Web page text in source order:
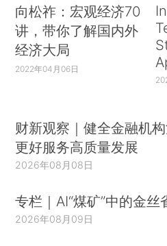
向松祚：宏观经济70
讲，带你了解国内外
经济大局
2022年04月06日
财新观察｜健全金融机
更好服务高质量发展
2026年08月08日
专栏｜AI“煤矿”中的金丝
2026年08月09日